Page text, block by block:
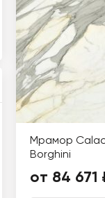
Мрамор
Borghini
от 84 671